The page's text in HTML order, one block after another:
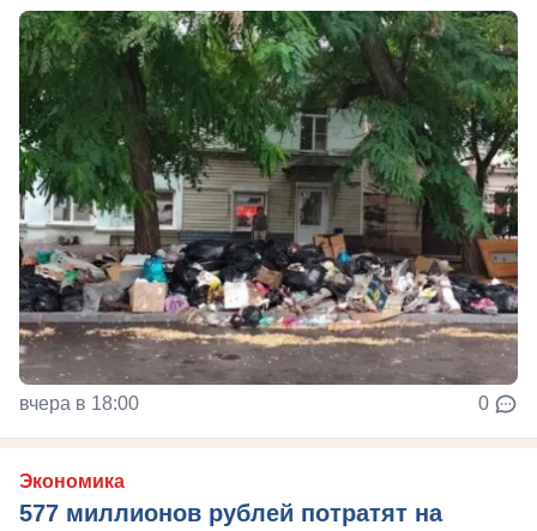
вчера в 18:00 0
Экономика
577 миллионов рублей потратят на